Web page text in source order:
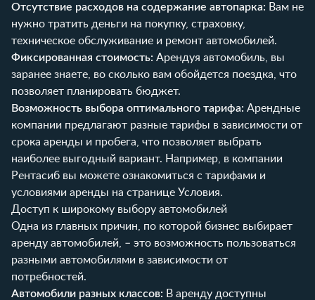
Отсутствие расходов на содержание автопарка: Вам не
нужно тратить деньги на покупку, страховку,
техническое обслуживание и ремонт автомобилей.
Фиксированная стоимость: Арендуя автомобиль, вы
заранее знаете, во сколько вам обойдется поездка, что
позволяет планировать бюджет.
Возможность выбора оптимального тарифа: Арендные
компании предлагают разные тарифы в зависимости от
срока аренды и пробега, что позволяет выбрать
наиболее выгодный вариант. Например, в компании
Рентасиб вы можете ознакомиться с тарифами и
условиями аренды на странице Условия.
Доступ к широкому выбору автомобилей
Одна из главных причин, по которой бизнес выбирает
аренду автомобилей, – это возможность пользоваться
разными автомобилями в зависимости от
потребностей.
Автомобили разных классов: В аренду доступны